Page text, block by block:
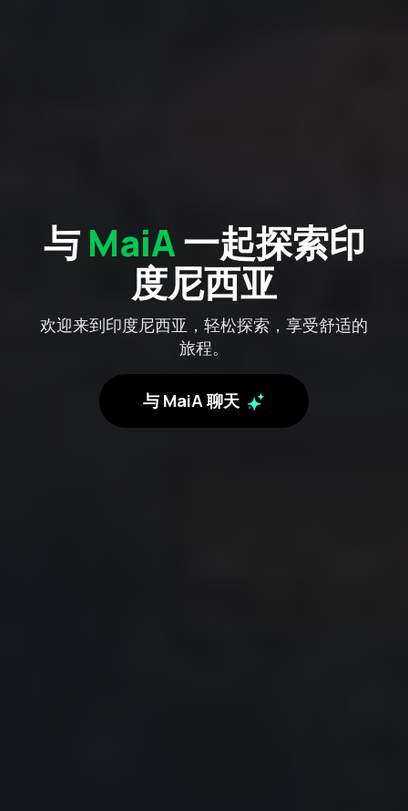
与 MaiA一起探索印
度尼西亚
欢迎来到印度尼西亚，轻松探索，享受舒适的
旅程。
与 MaiA 聊天